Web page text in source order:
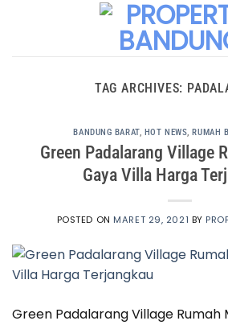
TAG ARCHIVES:
BANDUNG BARAT, HOT NEWS,RUMAH
Green Padalarang Village
Gaya Villa Harga
POSTED ON MARET 29, 2021 BY
Green Padalarang Village Rumah